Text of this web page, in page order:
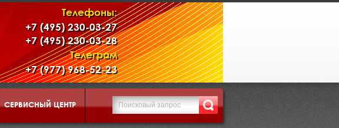
Телефоны:
+7 (495) 230-03-27
+7 (495) 230-03-28
Телеграм
+7 (977) 968-52-23
СЕРВИСНЫЙ ЦЕНТР